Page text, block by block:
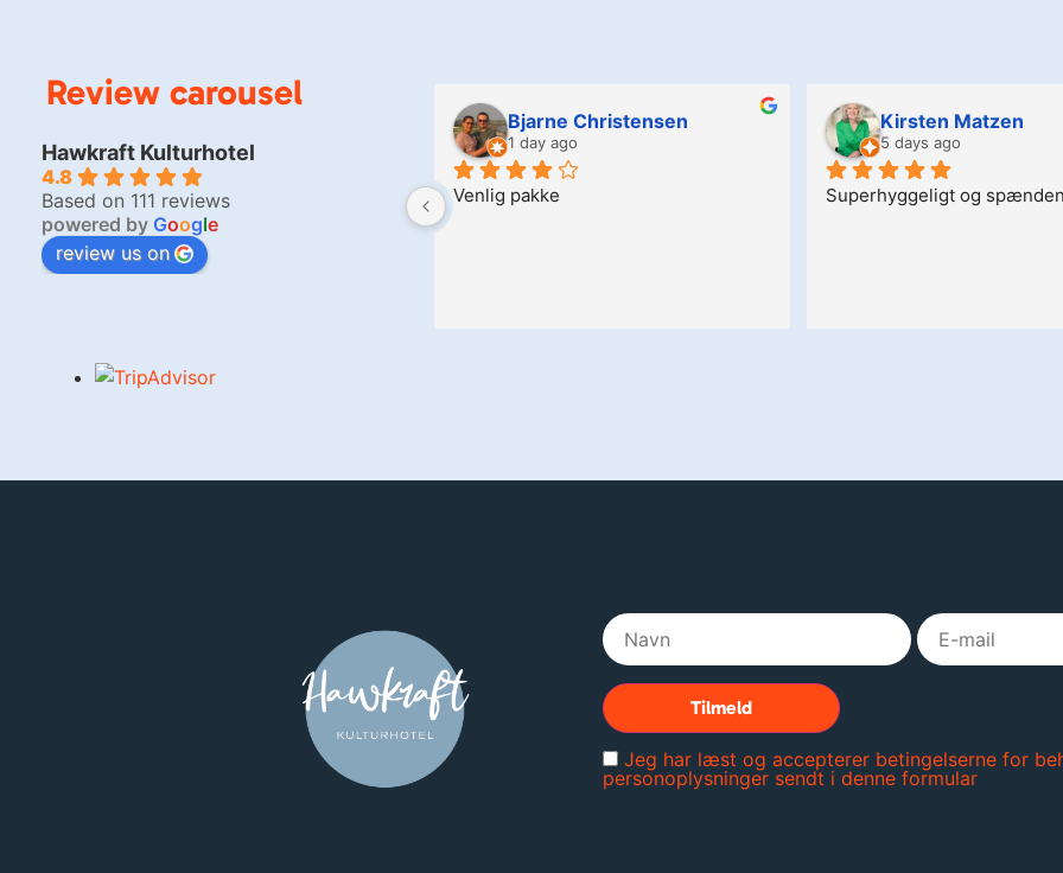
Review carousel
Hawkraft Kulturhotel
4.8
Based on 111 reviews
powered by Google
review us on
Bjarne Christensen
1 day ago
Venlig pakke
Kirsten Matzen
5 days ago
Superhyggeligt og
Jeg har læst og accepterer betingelserne for
personoplysninger sendt i denne formular